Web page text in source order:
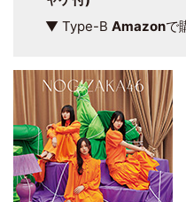
▼ Type-B Amazonで